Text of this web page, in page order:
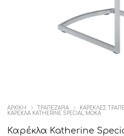
ΑΡΧΙΚΉ ΤΡΑΠΕΖΑΡΙΑ
ΚΑΡΕΚΛΕΣ
ΚΑΡΈΚΛΑ KATHERINE SPECIAL ΜΌΚΑ
Καρέκλα Katherine